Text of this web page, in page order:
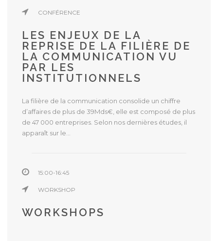
CONFÉRENCE
LES ENJEUX DE LA
REPRISE DE LA FILIÈRE DE
LA COMMUNICATION VU
PAR LES
INSTITUTIONNELS
La filière de la communication consolide un chiffre
d’affaires de plus de 39Mds€, elle est composé de plus
de 47 000 entreprises. Selon nos dernières études, il
apparaît sur le...
15:00-16:45
WORKSHOP
WORKSHOPS